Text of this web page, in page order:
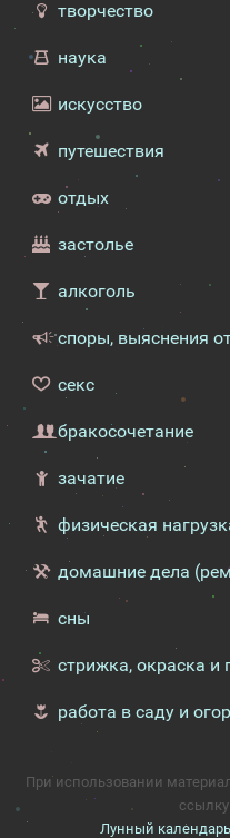
творчество
наука
искусство
путешествия
отдых
застолье
алкоголь
споры, выяснения
секс
бракосочетание
зачатие
физическая
домашние дела
сны
стрижка, окраска и
работа в саду и
При использовании
Лунный календарь